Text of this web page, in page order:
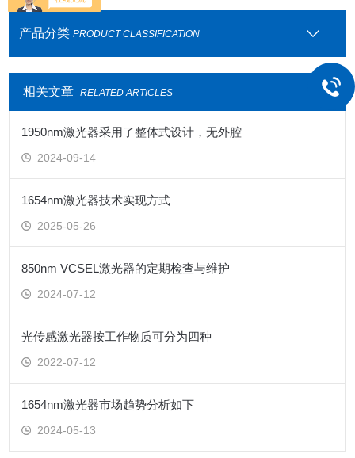
产品分类 PRODUCT CLASSIFICATION
相关文章 RELATED ARTICLES
1950nm激光器采用了整体式设计，无外腔
2024-09-14
1654nm激光器技术实现方式
2025-05-26
850nm VCSEL激光器的定期检查与维护
2024-07-12
光传感激光器按工作物质可分为四种
2022-07-12
1654nm激光器市场趋势分析如下
2024-05-13